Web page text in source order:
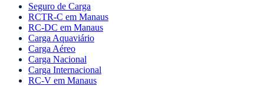
Seguro de Carga
RCTR-C em Manaus
RC-DC em Manaus
Carga Aquaviário
Carga Aéreo
Carga Nacional
Carga Internacional
RC-V em Manaus